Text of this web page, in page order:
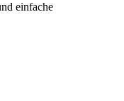
einfache